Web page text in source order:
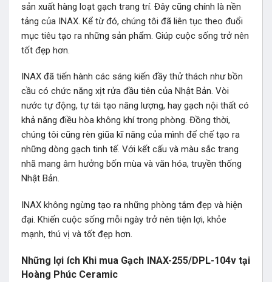
sản xuất hàng loạt gạch trang trí. Đây cũng chính là nền
tảng của INAX. Kể từ đó, chúng tôi đã liên tục theo đuổi
mục tiêu tạo ra những sản phẩm. Giúp cuộc sống trở nên
tốt đẹp hơn.
INAX đã tiến hành các sáng kiến đầy thử thách như bồn
cầu có chức năng xịt rửa đầu tiên của Nhật Bản. Vòi
nước tự động, tự tái tạo năng lượng, hay gạch nội thất có
khả năng điều hòa không khí trong phòng. Đồng thời,
chúng tôi cũng rèn giũa kĩ năng của mình để chế tạo ra
những dòng gạch tinh tế. Với kết cấu và màu sắc trang
nhã mang âm hưởng bốn mùa và văn hóa, truyền thống
Nhật Bản.
INAX không ngừng tạo ra những phòng tắm đẹp và hiện
đại. Khiến cuộc sống mỗi ngày trở nên tiện lợi, khỏe
mạnh, thú vị và tốt đẹp hơn.
Những lợi ích Khi mua Gạch INAX-255/DPL-104v tại
Hoàng Phúc Ceramic